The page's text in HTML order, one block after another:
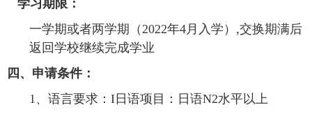
学习期限：
一学期或者两学期（2022年4月入学） ,交换期满后
返回学校继续完成学业
四、申请条件：
1、语言要求： I 日语项目：日语N2水平以上